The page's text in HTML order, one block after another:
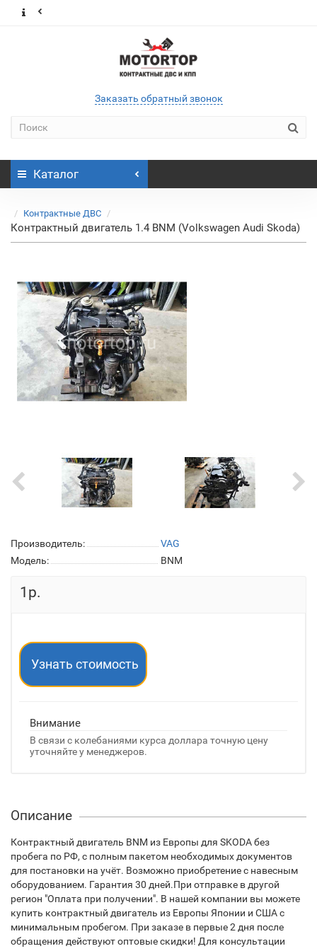
Заказать обратный звонок
Каталог
Контрактные ДВС
Контрактный двигатель 1.4 BNM (Volkswagen Audi Skoda)
Производитель:
VAG
Модель:
BNM
1р.
Узнать стоимость
Внимание
В связи с колебаниями курса доллара точную цену
уточняйте у менеджеров.
Описание
Контрактный двигатель BNM из Европы для SKODA без
пробега по РФ, с полным пакетом необходимых документов
для постановки на учёт. Возможно приобретение с навесным
оборудованием. Гарантия 30 дней.При отправке в другой
регион "Оплата при получении". В нашей компании вы можете
купить контрактный двигатель из Европы Японии и США с
минимальным пробегом. При заказе в первые 2 дня после
обращения действуют оптовые скидки! Для консультации